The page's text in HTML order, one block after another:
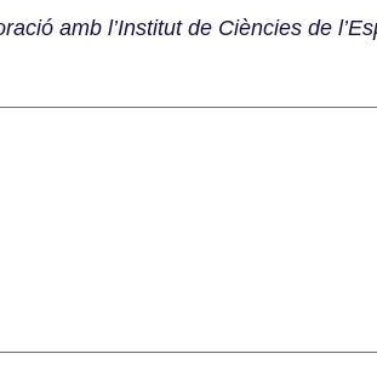
amb l’Institut de Ciències de